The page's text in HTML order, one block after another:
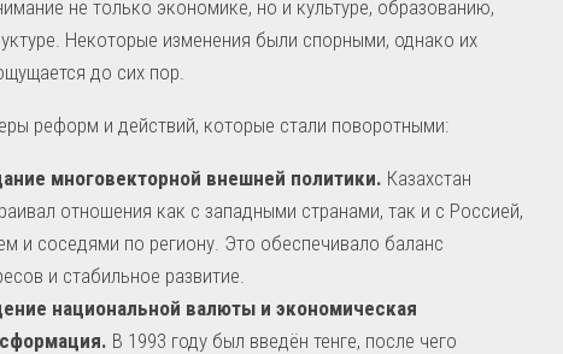
не только экономике, но и культуре, образованию,
Некоторые изменения были спорными, однако их
до сих пор.
реформ и действий, которые стали поворотными:
многовекторной внешней политики. Казахстан
отношения как с западными странами, так и с Россией,
и соседями по региону. Это обеспечивало баланс
и стабильное развитие.
национальной валюты и экономическая
В 1993 году был введён тенге, после чего